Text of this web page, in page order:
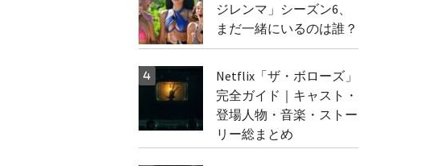
ジレンマ」シーズン6、
まだ一緒にいるのは誰？
Netflix「ザ・ボローズ」
完全ガイド｜キャスト・
登場人物・音楽・ストー
リー総まとめ